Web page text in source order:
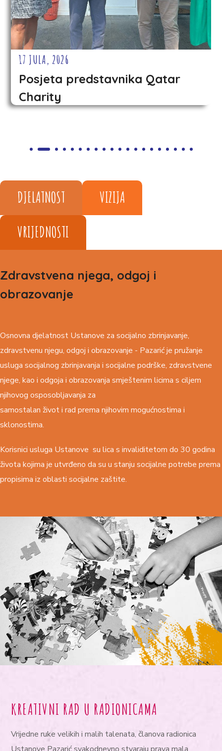
17 JULA, 2026
Posjeta predstavnika Qatar
Charity
DJELATNOST
VIZIJA
VRIJEDNOSTI
Zdravstvena njega, odgoj i
obrazovanje
Osnovna djelatnost Ustanove za socijalno zbrinjavanje,
zdravstvenu njegu, odgoj i obrazovanje - Pazarić je pružanje
usluga socijalnog zbrinjavanja i socijalne podrške, zdravstvene
njege, kao i odgoja i obrazovanja smještenim licima s ciljem
njihovog osposobljavanja za
samostalan život i rad prema njihovim mogućnostima i
sklonostima.
Korisnici usluga Ustanove su lica s invaliditetom do 30 godina
života kojima je utvrđeno da su u stanju socijalne potrebe prema
propisima iz oblasti socijalne zaštite.
KREATIVNI RAD U RADIONICAMA
Vrijedne ruke velikih i malih talenata, članova radionica